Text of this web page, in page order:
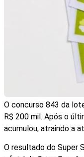
O concurso 843 da
R$ 200 mil. Após o
acumulou, atraindo a
O resultado do Super